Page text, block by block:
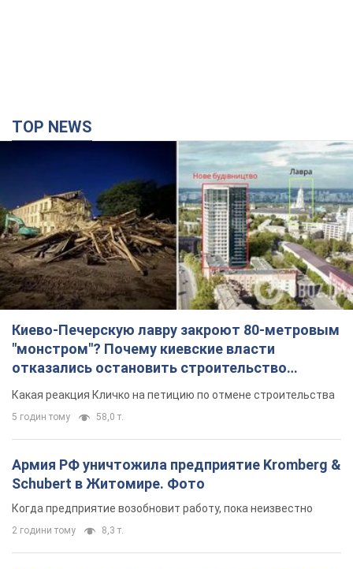
TOP NEWS
Киево-Печерскую лавру закроют 80-метровым
"монстром"? Почему киевские власти
отказались остановить строительство
небоскреба "московского верующего"
Какая реакция Кличко на петицию по отмене строительства
5 годин тому 58,0 т.
Армия РФ уничтожила предприятие Kromberg &
Schubert в Житомире. Фото
Когда предприятие возобновит работу, пока неизвестно
2 години тому 8,3 т.